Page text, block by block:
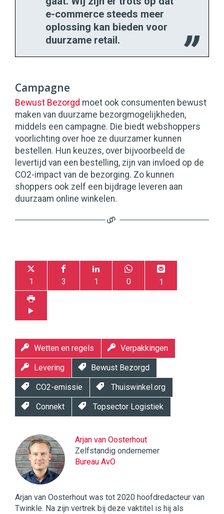
e-commerce steeds meer
oplossing kan bieden voor
duurzame retail.
Campagne
Bewust Bezorgd moet ook consumenten bewust
maken van duurzame bezorgmogelijkheden,
middels een campagne. Die biedt webshoppers
voorlichting over hoe ze duurzamer kunnen
bestellen. Hun keuzes, over bijvoorbeeld de
levertijd van een bestelling, zijn van invloed op de
CO2-impact van de bezorging. Zo kunnen
shoppers ook zelf een bijdrage leveren aan
duurzaam online winkelen.
1 3 1 0 1
Wetten en regels Verpakkingen
Levering Bewust Bezorgd
CO2-emissie Thuiswinkel.org
Connekt Topsector Logistiek
Arjan van Oosterhout
Zelfstandig ondernemer
Bureau AvO
Arjan van Oosterhout was tot 2020 hoofdredacteur van
Twinkle. Na zijn vertrek bij deze vaktitel is hij als